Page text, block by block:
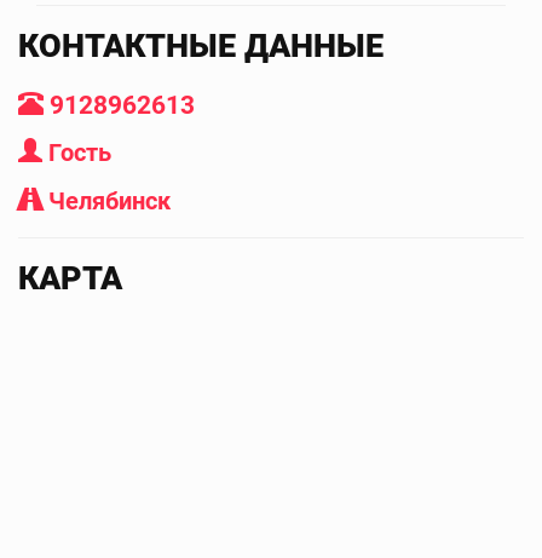
КОНТАКТНЫЕ ДАННЫЕ
9128962613
Гость
Челябинск
КАРТА